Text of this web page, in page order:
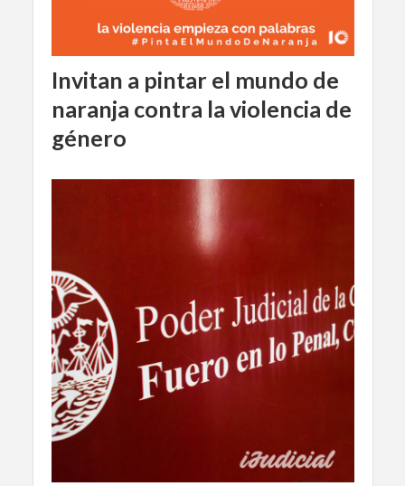
Invitan a pintar el mundo de
naranja contra la violencia de
género